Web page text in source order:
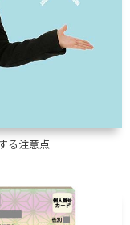
る注意点